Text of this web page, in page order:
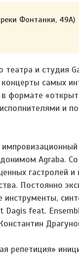
Фонтанки, 49А)
театра и
самых
формате
и
Agraba.
гастролей и
Постоянно
инструменты,
Dagis feat.
репетиция»